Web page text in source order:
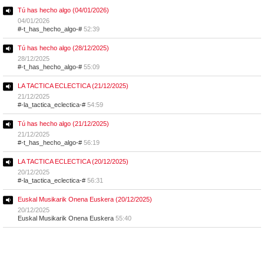
Tú has hecho algo (04/01/2026)
04/01/2026
#-t_has_hecho_algo-# 52:39
Tú has hecho algo (28/12/2025)
28/12/2025
#-t_has_hecho_algo-# 55:09
LA TACTICA ECLECTICA (21/12/2025)
21/12/2025
#-la_tactica_eclectica-# 54:59
Tú has hecho algo (21/12/2025)
21/12/2025
#-t_has_hecho_algo-# 56:19
LA TACTICA ECLECTICA (20/12/2025)
20/12/2025
#-la_tactica_eclectica-# 56:31
Euskal Musikarik Onena Euskera (20/12/2025)
20/12/2025
Euskal Musikarik Onena Euskera 55:40